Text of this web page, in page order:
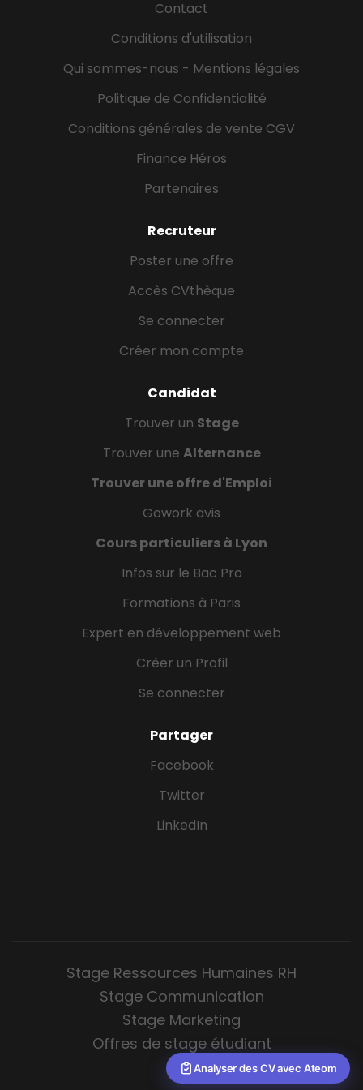
étudiants en entreprise de plus de 80%. Si votre
entièrement financée par votre employeur. Vos
missions en tant que Vendeur Conseil Omnicanal
Contact
Conditions d'utilisation
Qui sommes-nous - Mentions légales
Politique de Confidentialité
Conditions générales de vente CGV
Finance Héros
Partenaires
Recruteur
Poster une offre
Accès CVthèque
Se connecter
Créer mon compte
Candidat
Trouver un Stage
Trouver une Alternance
Trouver une offre d'Emploi
Gowork avis
Cours particuliers à Lyon
Infos sur le Bac Pro
Formations à Paris
Expert en développement web
Créer un Profil
Se connecter
Partager
Facebook
Twitter
LinkedIn
Stage Ressources Humaines RH
Stage Communication
Stage Marketing
Offres de stage étudiant
Analyser des CV avec Ateom